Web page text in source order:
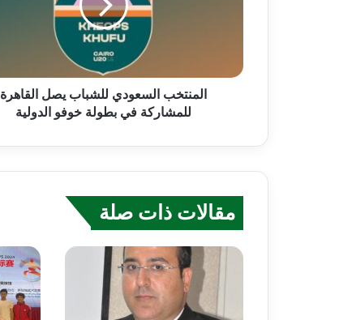
المنتخب السعودي للشباب يصل القاهرة
للمشاركة في بطولة خوفو الدولية
مقالات ذات صلة